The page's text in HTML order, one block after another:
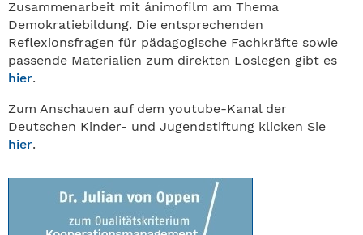
Zusammenarbeit mit ánimofilm am Thema
Demokratiebildung. Die entsprechenden
Reflexionsfragen für pädagogische Fachkräfte sowie
passende Materialien zum direkten Loslegen gibt es
hier.
Zum Anschauen auf dem youtube-Kanal der
Deutschen Kinder- und Jugendstiftung klicken Sie
hier.